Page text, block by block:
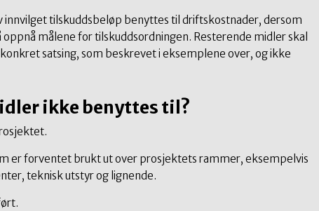
innvilget tilskuddsbeløp benyttes til driftskostnader, dersom
målene for tilskuddsordningen. Resterende midler skal
satsing, som beskrevet i eksemplene over, og ikke
ikke benyttes til?
er forventet brukt ut over prosjektets rammer, eksempelvis
teknisk utstyr og lignende.